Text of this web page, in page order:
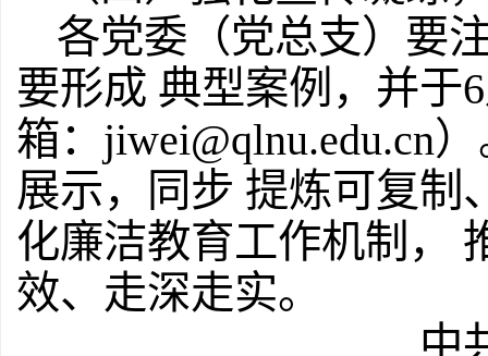
各党委（党总支）要
要形成 典型案例，并于
箱：jiwei@qlnu.edu.cn
展示，同步 提炼可复制
化廉洁教育工作机制，
效、走深走实。
中